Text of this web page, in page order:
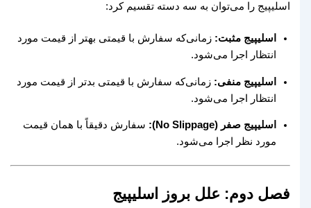
اسلیپیج را می‌توان به سه دسته تقسیم کرد:
اسلیپیج مثبت:زمانی‌که سفارش با قیمتی بهتر از قیمت مورد
انتظار اجرا می‌شود.
اسلیپیج منفی:زمانی‌که سفارش با قیمتی بدتر از قیمت مورد
انتظار اجرا می‌شود.
اسلیپیج صفر (No Slippage):
سفارش دقیقاً با همان قیمت
مورد نظر اجرا می‌شود.
فصل دوم: علل بروز اسلیپیج